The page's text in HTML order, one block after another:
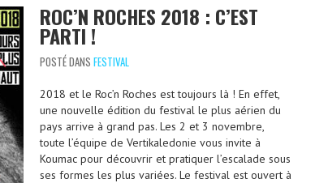
ROC’N ROCHES 2018 : C’EST
PARTI !
POSTÉ DANS FESTIVAL
2018 et le Roc’n Roches est toujours là ! En effet,
une nouvelle édition du festival le plus aérien du
pays arrive à grand pas. Les 2 et 3 novembre,
toute l’équipe de Vertikaledonie vous invite à
Koumac pour découvrir et pratiquer l’escalade sous
ses formes les plus variées. Le festival est ouvert à